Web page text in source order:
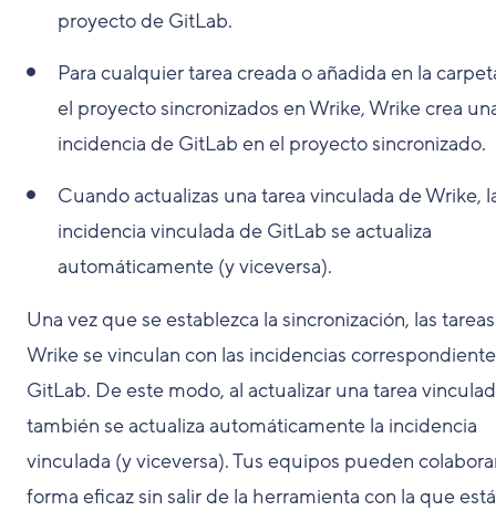
proyecto de GitLab.
Para cualquier tarea creada o añadida en la
el proyecto sincronizados en Wrike, Wrike crea
incidencia de GitLab en el proyecto sincronizado.
Cuando actualizas una tarea vinculada de Wrike,
incidencia vinculada de GitLab se actualiza
automáticamente (y viceversa).
Una vez que se establezca la sincronización, las
Wrike se vinculan con las incidencias
GitLab. De este modo, al actualizar una tarea
también se actualiza automáticamente la incidencia
vinculada (y viceversa). Tus equipos pueden
forma eficaz sin salir de la herramienta con la que